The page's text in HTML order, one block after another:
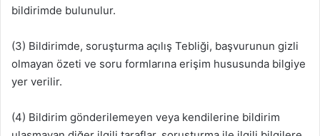
bildirimde bulunulur.
(3) Bildirimde, soruşturma açılış Tebliği, başvurunun gizli
olmayan özeti ve soru formlarına erişim hususunda bilgiye
yer verilir.
(4) Bildirim gönderilemeyen veya kendilerine bildirim